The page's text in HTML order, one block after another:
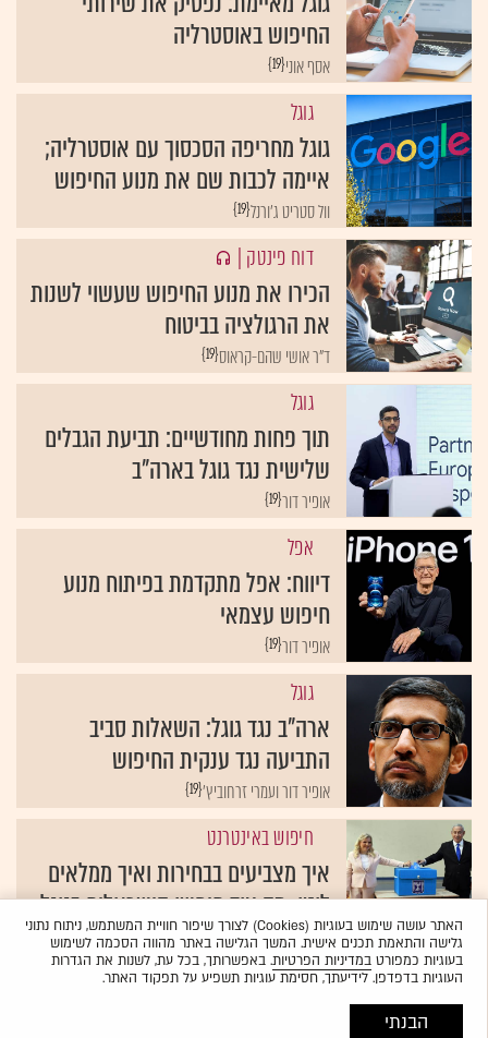
החיפוש באוסטרליה
{19}אסף אוני
גוגל
גוגל מחריפה הסכסוך עם אוסטרליה;
איימה לכבות שם את מנוע החיפוש
{19}וול סטריט ג'ורנל
דוח פינטק |
הכירו את מנוע החיפוש שעשוי לשנות
את הרגולציה בביטוח
{19}ד"ר אושי שהם-קראוס
גוגל
תוך פחות מחודשיים: תביעת הגבלים
שלישית נגד גוגל בארה"ב
{19}אופיר דור
אפל
דיווח: אפל מתקדמת בפיתוח מנוע
חיפוש עצמאי
{19}אופיר דור
גוגל
ארה"ב נגד גוגל: השאלות סביב
התביעה נגד ענקית החיפוש
{19}אופיר דור ועמרי זרחוביץ'
חיפוש באינטרנט
איך מצביעים בבחירות ואיך ממלאים
לוטו: מה עוד חיפשו הישראלים בגוגל
{19}שירות גלובס האתר עושה שימוש בעוגיות (Cookies) לצורך שיפור חוויית המשתמש, ניתוח נתוני
גלישה והתאמת תכנים אישית. המשך הגלישה באתר מהווה הסכמה לשימוש
בעוגיות כמפורטבמדיניות הפרטיות. באפשרותך, בכל עת, לשנות את הגדרות
העוגיות בדפדפן. לידיעתך, חסימת עוגיות תשפיע על תפקוד האתר.
הבנתי